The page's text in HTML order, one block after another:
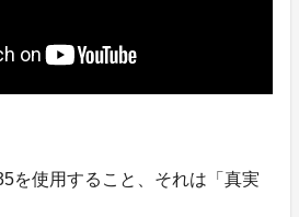
を使用すること、それは「真実